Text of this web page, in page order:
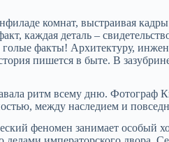
комнат, выстраивая кадры
каждая деталь –
факты! Архитектуру,
пишется в быте. В
ритм всему дню. Фотограф
между наследием и
феномен занимает